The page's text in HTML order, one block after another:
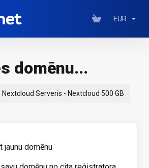
EUR
domēnu...
Nextcloud Serveris - Nextcloud 500 GB
jaunu domēnu